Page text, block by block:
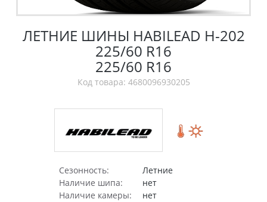
ЛЕТНИЕ ШИНЫ HABILEAD H-202
225/60 R16
225/60 R16
Код товара: 4680096930205
Сезонность:
Летние
Наличие шипа:
нет
Наличие камеры:
нет